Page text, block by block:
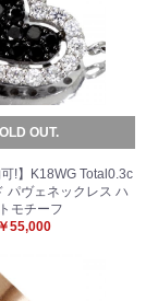
OUT.
可!】K18WG Total0.3c
パヴェネックレス ハ
モチーフ
￥55,000